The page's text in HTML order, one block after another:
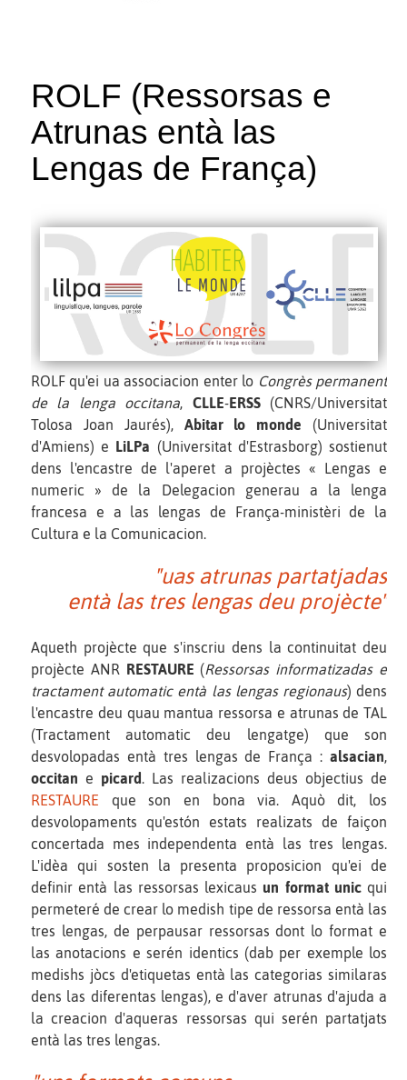
ROLF (Ressorsas e
Atrunas entà las
Lengas de França)
ROLF qu'ei ua associacion enter lo Congrès permanent
de la lenga occitana, CLLE-ERSS(CNRS/Universitat
Tolosa Joan Jaurés), Abitar lo monde (Universitat
d'Amiens) e LiLPa (Universitat d'Estrasborg) sostienut
dens l'encastre de l'aperet a projèctes « Lengas e
numeric » de la Delegacion generau a la lenga
francesa e a las lengas de França-ministèri de la
Cultura e la Comunicacion.
"uas atrunas partatjadas
entà las tres lengas deu projècte"
Aqueth projècte que s'inscriu dens la continuitat deu
projècte ANR RESTAURE (Ressorsas informatizadas e
tractament automatic entà las lengas regionaus) dens
l'encastre deu quau mantua ressorsa e atrunas de TAL
(Tractament automatic deu lengatge) que son
desvolopadas entà tres lengas de França : alsacian,
occitan e picard. Las realizacions deus objectius de
RESTAURE que son en bona via. Aquò dit, los
desvolopaments qu'estón estats realizats de faiçon
concertada mes independenta entà las tres lengas.
L'idèa qui sosten la presenta proposicion qu'ei de
definir entà las ressorsas lexicaus un format unicqui
permeteré de crear lo medish tipe de ressorsa entà las
tres lengas, de perpausar ressorsas dont lo format e
las anotacions e serén identics (dab per exemple los
medishs jòcs d'etiquetas entà las categorias similaras
dens las diferentas lengas), e d'aver atrunas d'ajuda a
la creacion d'aqueras ressorsas qui serén partatjats
entà las tres lengas.